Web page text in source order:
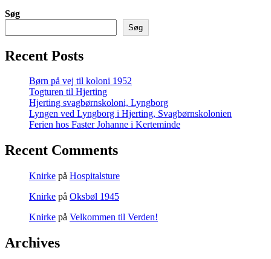
Søg
Søg
Recent Posts
Børn på vej til koloni 1952
Togturen til Hjerting
Hjerting svagbørnskoloni, Lyngborg
Lyngen ved Lyngborg i Hjerting, Svagbørnskolonien
Ferien hos Faster Johanne i Kerteminde
Recent Comments
Knirke på Hospitalsture
Knirke på Oksbøl 1945
Knirke på Velkommen til Verden!
Archives